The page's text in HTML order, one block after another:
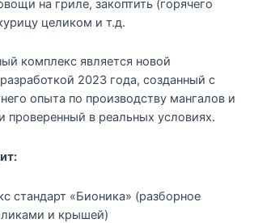
на гриле, закоптить (горячего
целиком и т.д.
комплекс является новой
2023 года, созданный с
опыта по производству мангалов и
проверенный в реальных условиях.
стандарт «Бионика» (разборное
и крышей)